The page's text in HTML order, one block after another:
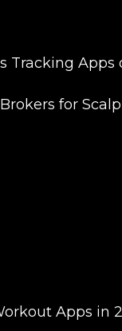
Tracking Apps
for
Apps in